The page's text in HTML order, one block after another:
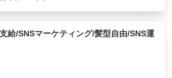
給/SNSマーケティング/髪型自由/SNS運